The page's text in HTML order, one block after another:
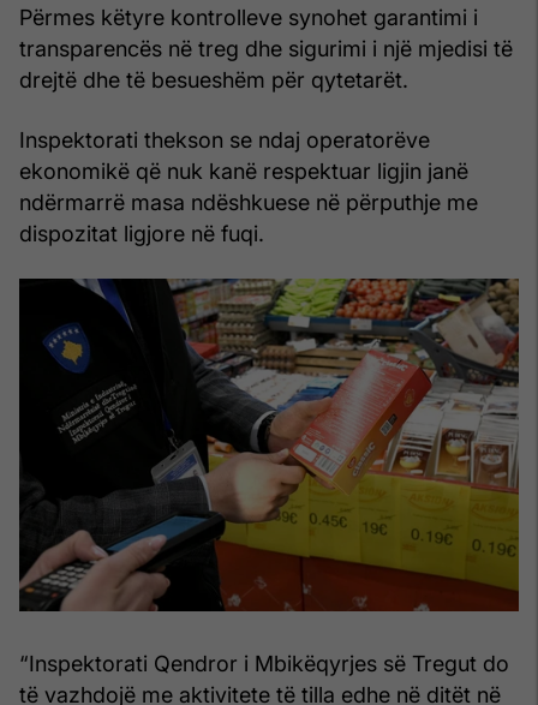
Përmes këtyre kontrolleve synohet garantimi i
transparencës në treg dhe sigurimi i një mjedisi të
drejtë dhe të besueshëm për qytetarët.
Inspektorati thekson se ndaj operatorëve
ekonomikë që nuk kanë respektuar ligjin janë
ndërmarrë masa ndëshkuese në përputhje me
dispozitat ligjore në fuqi.
“Inspektorati Qendror i Mbikëqyrjes së Tregut do
të vazhdojë me aktivitete të tilla edhe në ditët në